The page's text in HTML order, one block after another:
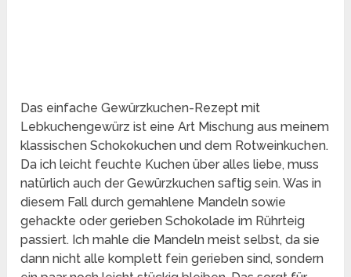
Das einfache Gewürzkuchen-Rezept mit
Lebkuchengewürz ist eine Art Mischung aus meinem
klassischen Schokokuchen und dem Rotweinkuchen.
Da ich leicht feuchte Kuchen über alles liebe, muss
natürlich auch der Gewürzkuchen saftig sein. Was in
diesem Fall durch gemahlene Mandeln sowie
gehackte oder gerieben Schokolade im Rührteig
passiert. Ich mahle die Mandeln meist selbst, da sie
dann nicht alle komplett fein gerieben sind, sondern